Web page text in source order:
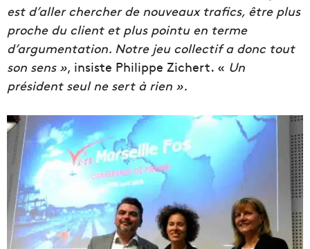
est d’aller chercher de nouveaux trafics, être plus
proche du client et plus pointu en terme
d’argumentation. Notre jeu collectif a donc tout
son sens », insiste Philippe Zichert. « Un
président seul ne sert à rien ».